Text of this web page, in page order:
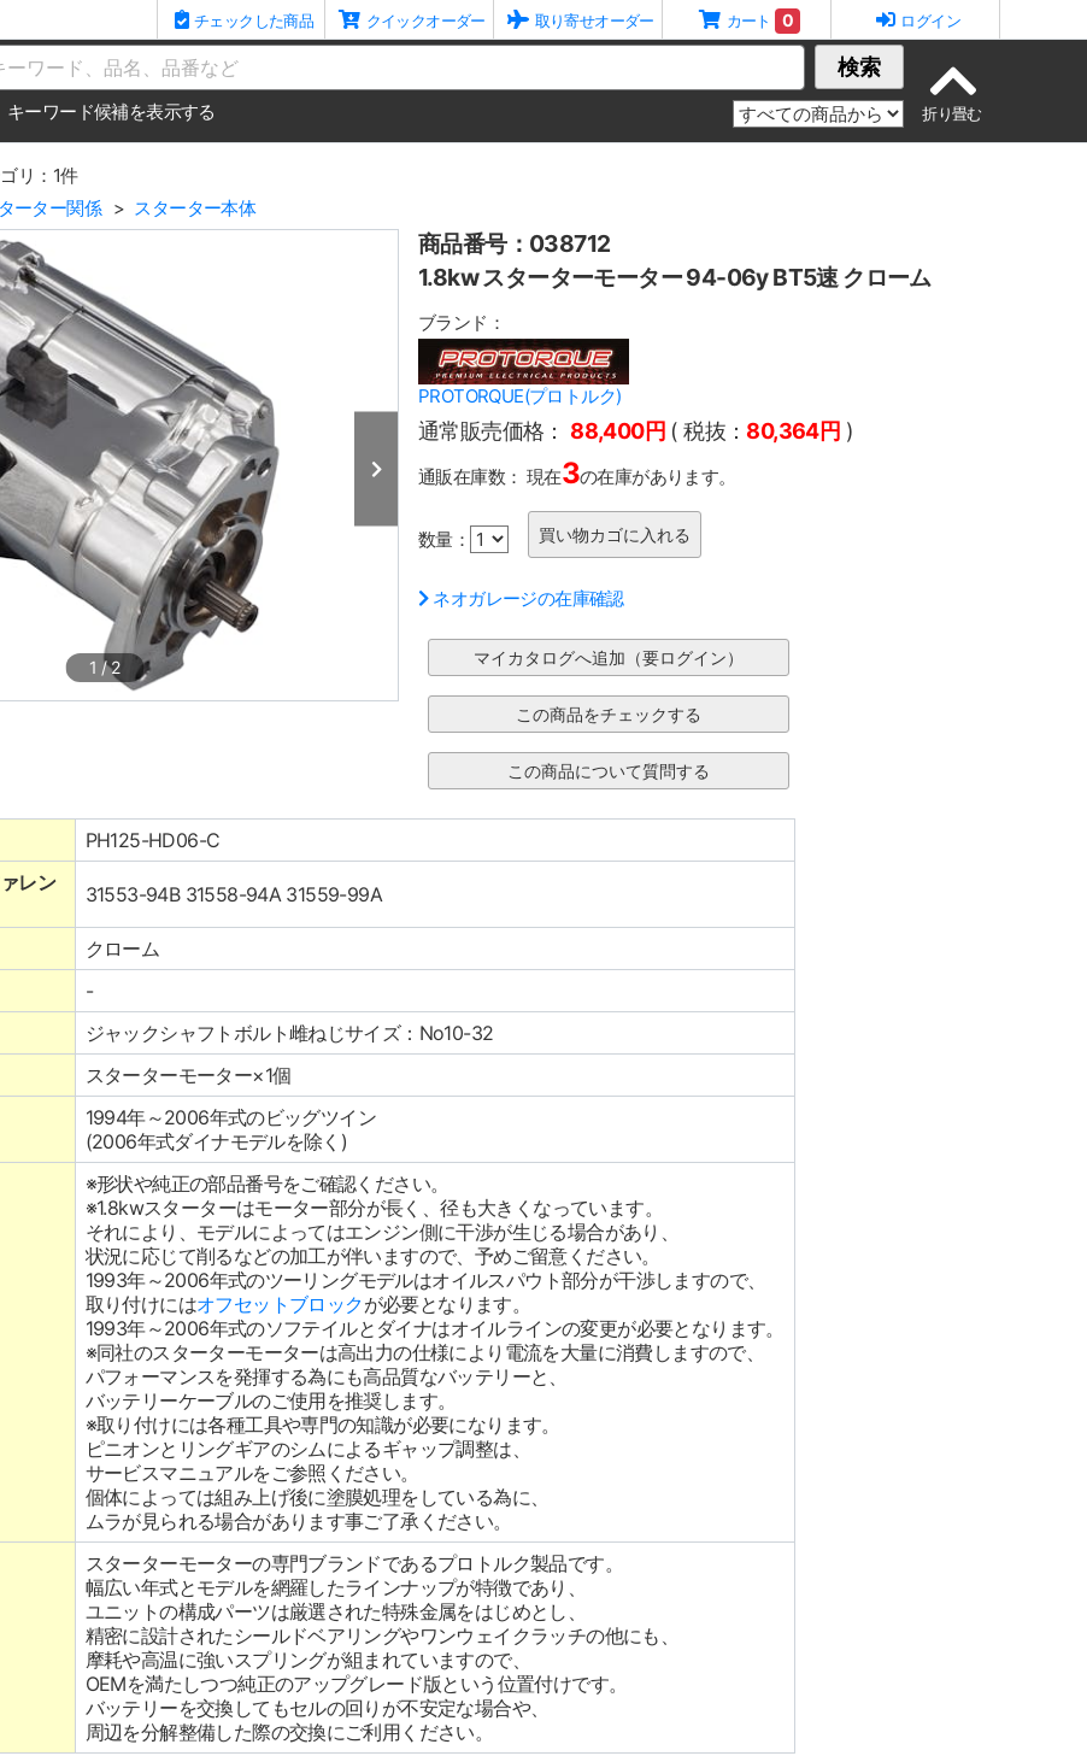
チェックした商品 クイックオーダー 取り寄せオーダー カート 0 ログイン
検索
キーワード候補を表示する
リ：1件
ーター関係 スターター本体
1 /2
商品番号：038712
1.8kw スターターモーター 94-06y BT5速 クローム
ブランド：
PROTORQUE(プロトルク)
通常販売価格： 88,400円 ( 税抜： 80,364円 )
通販在庫数： 現在3の在庫があります。
数量：
ネオガレージの在庫確認
PH125-HD06-C
レン
31553-94B 31558-94A 31559-99A
クローム
-
ジャックシャフトボルト雌ねじサイズ：No10-32
スターターモーター×1個
1994年～2006年式のビッグツイン
(2006年式ダイナモデルを除く)
※形状や純正の部品番号をご確認ください。
※1.8kwスターターはモーター部分が長く、径も大きくなっています。
それにより、モデルによってはエンジン側に干渉が生じる場合があり、
状況に応じて削るなどの加工が伴いますので、予めご留意ください。
1993年～2006年式のツーリングモデルはオイルスパウト部分が干渉しますので、
取り付けにはオフセットブロックが必要となります。
1993年～2006年式のソフテイルとダイナはオイルラインの変更が必要となります。
※同社のスターターモーターは高出力の仕様により電流を大量に消費しますので、
パフォーマンスを発揮する為にも高品質なバッテリーと、
バッテリーケーブルのご使用を推奨します。
※取り付けには各種工具や専門の知識が必要になります。
ピニオンとリングギアのシムによるギャップ調整は、
サービスマニュアルをご参照ください。
個体によっては組み上げ後に塗膜処理をしている為に、
ムラが見られる場合があります事ご了承ください。
スターターモーターの専門ブランドであるプロトルク製品です。
幅広い年式とモデルを網羅したラインナップが特徴であり、
ユニットの構成パーツは厳選された特殊金属をはじめとし、
精密に設計されたシールドベアリングやワンウェイクラッチの他にも、
摩耗や高温に強いスプリングが組まれていますので、
OEMを満たしつつ純正のアップグレード版という位置付けです。
バッテリーを交換してもセルの回りが不安定な場合や、
周辺を分解整備した際の交換にご利用ください。